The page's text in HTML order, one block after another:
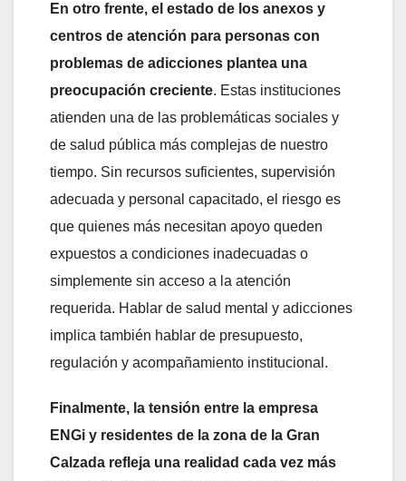
En otro frente, el estado de los anexos y
centros de atención para personas con
problemas de adicciones plantea una
preocupación creciente. Estas instituciones
atienden una de las problemáticas sociales y
de salud pública más complejas de nuestro
tiempo. Sin recursos suficientes, supervisión
adecuada y personal capacitado, el riesgo es
que quienes más necesitan apoyo queden
expuestos a condiciones inadecuadas o
simplemente sin acceso a la atención
requerida. Hablar de salud mental y adicciones
implica también hablar de presupuesto,
regulación y acompañamiento institucional.
Finalmente, la tensión entre la empresa
ENGi y residentes de la zona de la Gran
Calzada refleja una realidad cada vez más